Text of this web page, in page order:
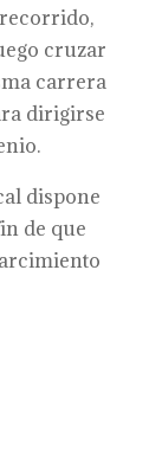
cruzar
carrera
dirigirse
dispone
de que